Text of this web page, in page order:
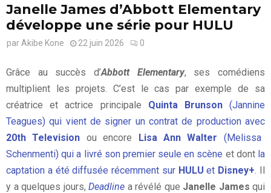
Janelle James d’Abbott Elementary
développe une série pour HULU
par Akibe Kone 22 juin 2026 0
Grâce au succès d’Abbott Elementary, ses comédiens
multiplient les projets. C’est le cas par exemple de sa
créatrice et actrice principale Quinta Brunson(Jannine
Teagues) qui vient de signer un contrat de production avec
20th Television ou encore Lisa Ann Walter (Melissa
Schenmenti) qui a livré son premier seule en scène et dont la
captation a été diffusée récemment sur HULU et Disney+ . Il
y a quelques jours, Deadline a révélé que Janelle James qui